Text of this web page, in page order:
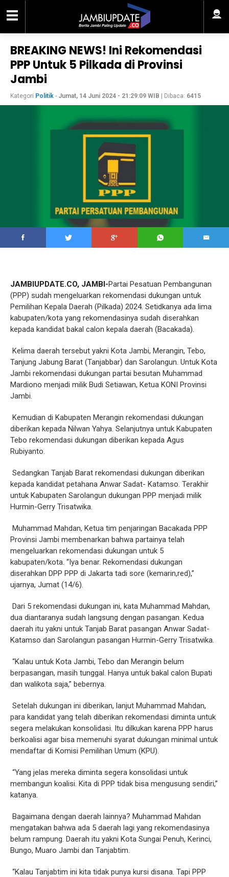
BREAKING NEWS! Ini Rekomendasi
PPP Untuk 5 Pilkada di Provinsi
Jambi
Kategori Politik - Jumat, 14 Juni 2024 - 21:29:09 WIB | Dibaca: 6415
JAMBIUPDATE.CO, JAMBI-Partai Pesatuan Pembangunan
(PPP) sudah mengeluarkan rekomendasi dukungan untuk
Pemilihan Kepala Daerah (Pilkada) 2024. Setidkanya ada lima
kabupaten/kota yang rekomendasinya sudah diserahkan
kepada kandidat bakal calon kepala daerah (Bacakada).
Kelima daerah tersebut yakni Kota Jambi, Merangin, Tebo,
Tanjung Jabung Barat (Tanjabbar) dan Sarolangun. Untuk Kota
Jambi rekomendasi dukungan partai besutan Muhammad
Mardiono menjadi milik Budi Setiawan, Ketua KONI Provinsi
Jambi.
Kemudian di Kabupaten Merangin rekomendasi dukungan
diberikan kepada Nilwan Yahya. Selanjutnya untuk Kabupaten
Tebo rekomendasi dukungan diberikan kepada Agus
Rubiyanto.
Sedangkan Tanjab Barat rekomendasi dukungan diberikan
kepada kandidat petahana Anwar Sadat- Katamso. Terakhir
untuk Kabupaten Sarolangun dukungan PPP menjadi milik
Hurmin-Gerry Trisatwika.
Muhammad Mahdan, Ketua tim penjaringan Bacakada PPP
Provinsi Jambi membenarkan bahwa partainya telah
mengeluarkan rekomendasi dukungan untuk 5
kabupaten/kota. “Iya benar. Rekomendasi dukungan
diserahkan DPP PPP di Jakarta tadi sore (kemarin,red),”
ujarnya, Jumat (14/6).
Dari 5 rekomendasi dukungan ini, kata Muhammad Mahdan,
dua diantaranya sudah langsung dengan pasangan. Kedua
daerah itu yakni untuk Tanjab Barat pasangan Anwar Sadat-
Katamso dan Sarolangun pasangan Hurmin-Gerry Trisatwika.
“Kalau untuk Kota Jambi, Tebo dan Merangin belum
berpasangan, masih tunggal. Hanya untuk bakal calon Bupati
dan walikota saja,” bebernya.
Setelah dukungan ini diberikan, lanjut Muhammad Mahdan,
para kandidat yang telah diberikan rekomendasi diminta untuk
segera melakukan konsolidasi. Itu dilkukan karena PPP harus
berkoalisi agar bisa memenuhi syarat dukungan minimal untuk
mendaftar di Komisi Pemilihan Umum (KPU).
“Yang jelas mereka diminta segera konsolidasi untuk
membangun koalisi. Kita di PPP tidak bisa mengusung sendiri,”
katanya.
Bagaimana dengan daerah lainnya? Muhammad Mahdan
mengatakan bahwa ada 5 daerah lagi yang rekomendasinya
belum rampung. Daerah itu yakni Kota Sungai Penuh, Kerinci,
Bungo, Muaro Jambi dan Tanjabtim.
“Kalau Tanjabtim ini kita tidak punya kursi disana. Tapi PPP